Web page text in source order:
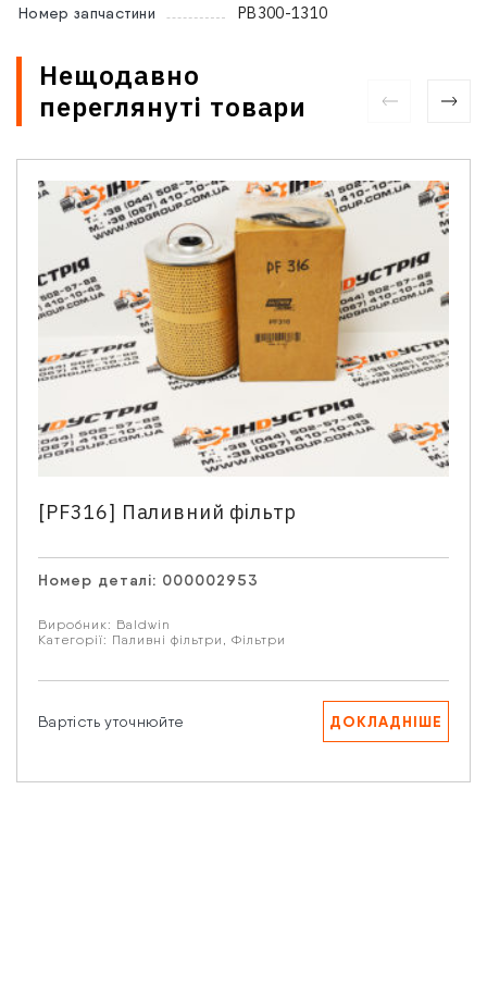
Номер запчастини PB300-1310
Нещодавно
переглянуті товари
[PF316] Паливний фільтр
Номер деталі: 000002953
Виробник: Baldwin
Категорії: Паливні фільтри , Фільтри
Вартість уточнюйте ДОКЛАДНІШЕ
Зв'язатися з нами
Відділ продажу запасних частин
Email